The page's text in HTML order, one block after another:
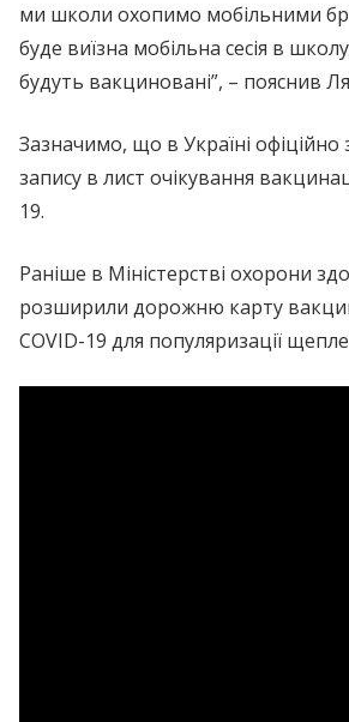
ми школи охопимо мобільними
буде виїзна мобільна сесія в
будуть вакциновані”, – пояснив
Зазначимо, що в Україні офіційно
запису в лист очікування
19.
Раніше в Міністерстві охорони
розширили дорожню карту
COVID-19 для популяризації